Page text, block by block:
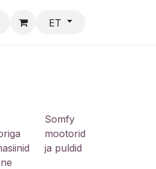
Help ET
Somfy
mootorid
ja puldid